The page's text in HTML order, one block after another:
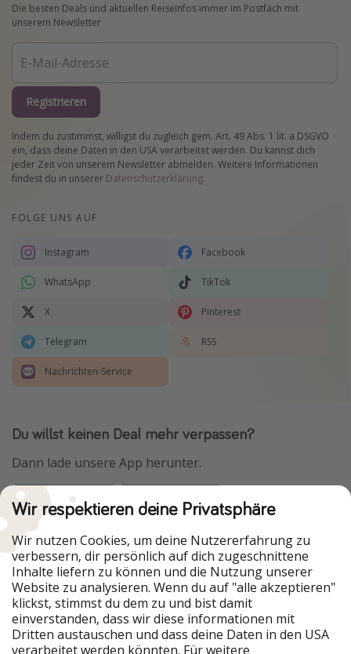
Die besten Deals und aktuellen Reiseinfos immer im Postfach mit
unserem Newsletter
Registrieren
Indem du zustimmst, willigst du zugleich gem. Art. 49 Abs. 1 lit. a DSGVO
ein, dass deine Daten in den USA verarbeitet werden. Du kannst dich
jeder Zeit von unserem Newsletter abmelden. Weitere Informationen
findest du in unserer Datenschutzerklärung.
FOLGE UNS AUF
Instagram Facebook
WhatsApp TikTok
X Pinterest
Telegram RSS
Nachrichten-Service
Du willst keinen Deal mehr verpassen?
Dann lade unsere App herunter.
Urlaubspiraten ist Teil der HolidayPirates Group
Unsere Märkte
PiratinViaggio
HolidayPirates
VakantiePiraten
WakacyjniPiraci
VoyagesPirates
Ferienpiraten
Urlaubspiraten
ViajerosPiratas
TravelPirates
Wir respektieren deine Privatsphäre
Wir nutzen Cookies, um deine Nutzererfahrung zu
verbessern, dir persönlich auf dich zugeschnittene
Inhalte liefern zu können und die Nutzung unserer
Website zu analysieren. Wenn du auf "alle akzeptieren"
klickst, stimmst du dem zu und bist damit
einverstanden, dass wir diese informationen mit
Dritten austauschen und dass deine Daten in den USA
verarbeitet werden könnten. Für weitere